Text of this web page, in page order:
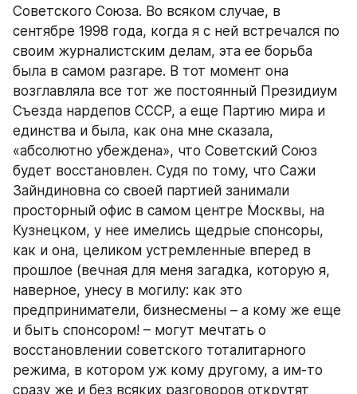
Советского Союза. Во всяком случае, в
сентябре 1998 года, когда я с ней встречался по
своим журналистским делам, эта ее борьба
была в самом разгаре. В тот момент она
возглавляла все тот же постоянный Президиум
Съезда нардепов СССР, а еще Партию мира и
единства и была, как она мне сказала,
«абсолютно убеждена», что Советский Союз
будет восстановлен. Судя по тому, что Сажи
Зайндиновна со своей партией занимали
просторный офис в самом центре Москвы, на
Кузнецком, у нее имелись щедрые спонсоры,
как и она, целиком устремленные вперед в
прошлое (вечная для меня загадка, которую я,
наверное, унесу в могилу: как это
предприниматели, бизнесмены – а кому же еще
и быть спонсором! – могут мечтать о
восстановлении советского тоталитарного
режима, в котором уж кому другому, а им-то
сразу же и без всяких разговоров открутят